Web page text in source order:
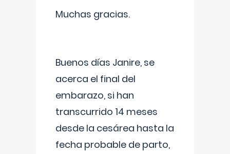
Muchas gracias.
Buenos días Janire, se
acerca el final del
embarazo, si han
transcurrido 14 meses
desde la cesárea hasta la
fecha probable de parto,